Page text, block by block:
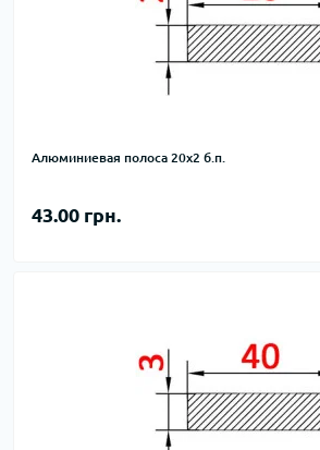
Алюминиевая полоса 20х2 б.п.
43.00 грн.